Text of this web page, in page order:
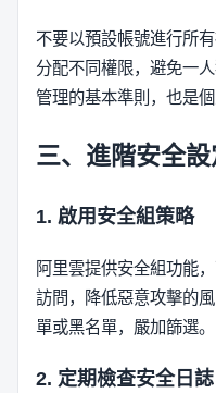
不要以預設帳號進行所
分配不同權限，避免一
管理的基本準則，也是
三、進階安全設
1. 啟用安全組策略
阿里雲提供安全組功能
訪問，降低惡意攻擊的
單或黑名單，嚴加篩選。
2. 定期檢查安全日誌